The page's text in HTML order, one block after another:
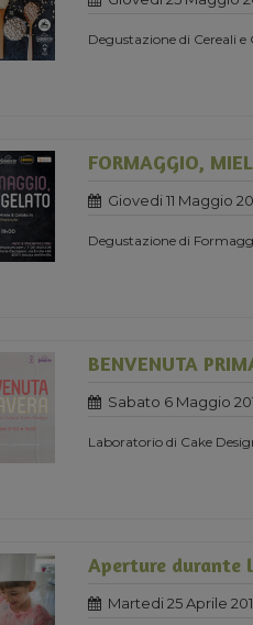
Degustazione di Cereali e
FORMAGGIO,
Giovedi 11 Maggio
Degustazione di
BENVENUTA
Sabato 6 Maggio
Laboratorio di Cake
Aperture durante
Martedi 25 Aprile